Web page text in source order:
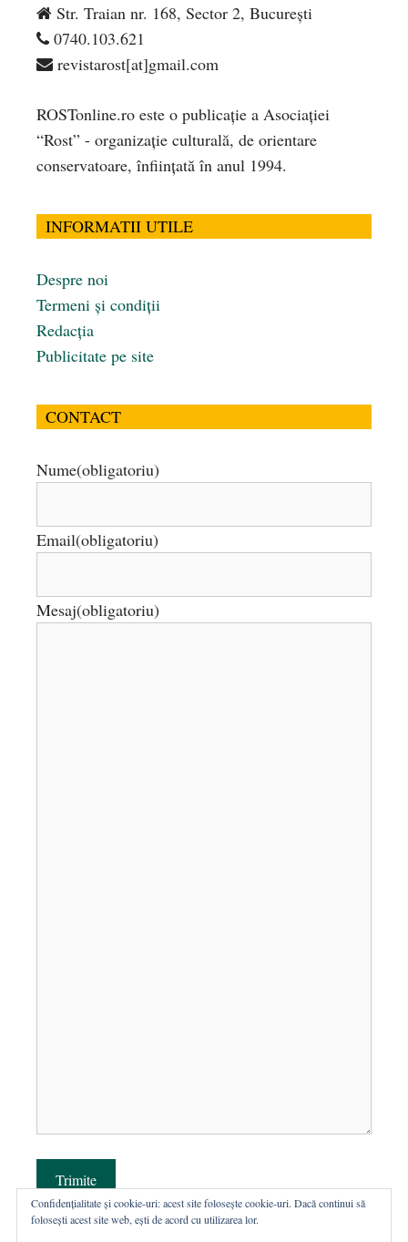
Str. Traian nr. 168, Sector 2, București
0740.103.621
revistarost[at]gmail.com
ROSTonline.ro este o publicaţie a Asociaţiei
“Rost” - organizaţie culturală, de orientare
conservatoare, înfiinţată în anul 1994.
INFORMATII UTILE
Despre noi
Termeni și condiții
Redacția
Publicitate pe site
CONTACT
Nume(obligatoriu)
Email(obligatoriu)
Mesaj(obligatoriu)
Trimite
Confidențialitate și cookie-uri: acest site folosește cookie-uri. Dacă continui să
folosești acest site web, ești de acord cu utilizarea lor.